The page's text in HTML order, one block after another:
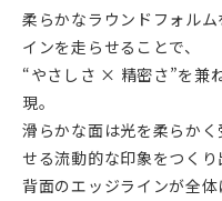
柔らかなラウンドフォル
インを走らせることで、
“やさしさ × 精密さ”を兼
現。
滑らかな面は光を柔らか
せる流動的な印象をつくり
背面のエッジラインが全